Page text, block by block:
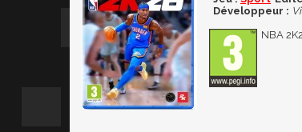
Développeur :
NBA